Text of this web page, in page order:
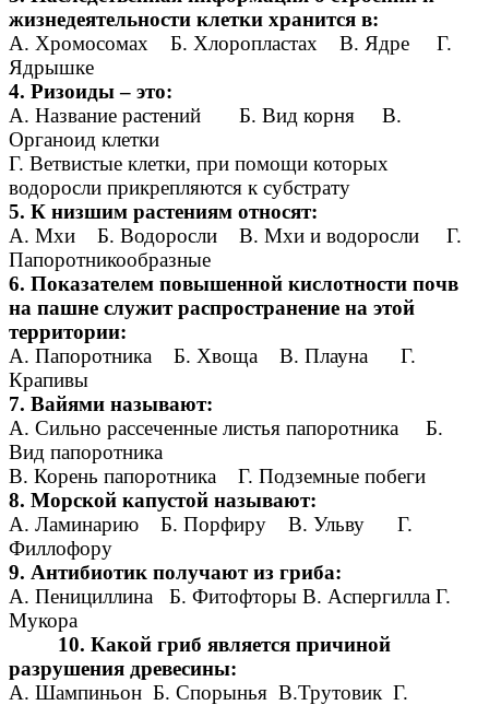
жизнедеятельности клетки хранится в:
А. Хромосомах Б. Хлоропластах В. Ядре Г.
Ядрышке
4. Ризоиды – это:
A. Название растений Б. Вид корня B.
Органоид клетки
Г. Ветвистые клетки, при помощи которых
водоросли прикрепляются к субстрату
5. К низшим растениям относят:
A. Мхи Б. Водоросли B. Мхи и водоросли Г.
Папоротникообразные
6. Показателем повышенной кислотности почв
на пашне служит распространение на этой
территории:
А. Папоротника Б. Хвоща В. Плауна Г.
Крапивы
7. Вайями называют:
A. Сильно рассеченные листья папоротника Б.
Вид папоротника
B. Корень папоротника Г. Подземные побеги
8. Морской капустой называют:
А. Ламинарию Б. Порфиру В. Ульву Г.
Филлофору
9. Антибиотик получают из гриба:
А. Пенициллина Б. Фитофторы В. Аспергилла Г.
Мукора
10. Какой гриб является причиной
разрушения древесины:
А. Шампиньон Б. Спорынья В.Трутовик Г.